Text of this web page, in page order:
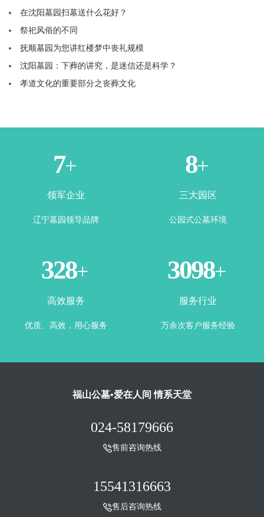
在沈阳墓园扫墓送什么花好？
祭祀风俗的不同
抚顺墓园为您讲红楼梦中丧礼规模
沈阳墓园：下葬的讲究，是迷信还是科学？
孝道文化的重要部分之丧葬文化
1+
领军企业
辽宁墓园领导品牌
3+
三大园区
公园式公墓环境
365+
高效服务
优质、高效，用心服务
3500+
服务行业
万余次客户服务经验
福山公墓•爱在人间 情系天堂
024-58179666
售前咨询热线
15541316663
售后咨询热线